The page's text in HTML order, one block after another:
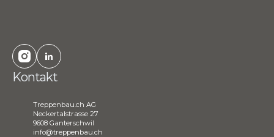
Kontakt
Treppenbau.ch AG
Neckertalstrasse 27
9608 Ganterschwil
info@treppenbau.ch